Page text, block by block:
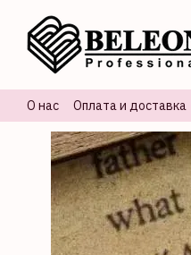
Перейти к основному контенту
О нас Оплата и доставка